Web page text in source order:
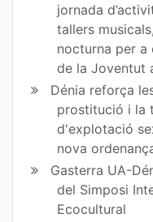
jornada
tallers
nocturna per a
de la Joventut
Dénia reforça
prostitució i la
d'explotació
nova
Gasterra UA-
del Simposi
Ecocultural